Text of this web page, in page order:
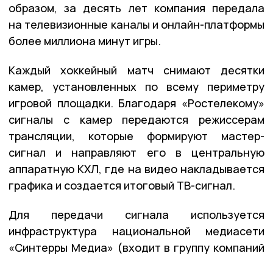
образом, за десять лет компания передала
на телевизионные каналы и онлайн-платформы
более миллиона минут игры.
Каждый хоккейный матч снимают десятки
камер, установленных по всему периметру
игровой площадки. Благодаря «Ростелекому»
сигналы с камер передаются режиссерам
трансляции, которые формируют мастер-
сигнал и направляют его в центральную
аппаратную КХЛ, где на видео накладывается
графика и создается итоговый ТВ-сигнал.
Для передачи сигнала используется
инфраструктура национальной медиасети
«Синтерры Медиа» (входит в группу компаний